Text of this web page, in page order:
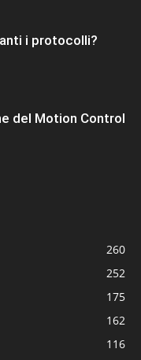
i protocolli?
del Motion Control
260
252
175
162
116